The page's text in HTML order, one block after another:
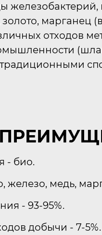
марганец
отходов
- био.
железо, медь,
- 93-95%.
добычи - 7-5%.